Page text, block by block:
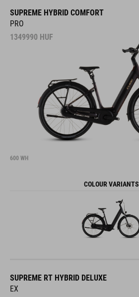
SUPREME HYBRID COMFORT
PRO
1349990 HUF
600 WH
COLOUR VARIANTS
SUPREME RT HYBRID DELUXE
EX